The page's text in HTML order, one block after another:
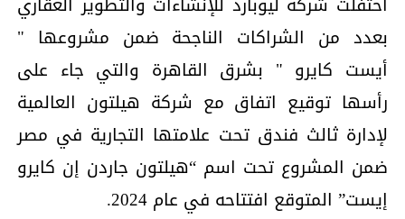
بعدد من الشراكات الناجحة ضمن مشروعها "
أيست كايرو " بشرق القاهرة والتي جاء على
رأسها توقيع اتفاق مع شركة هيلتون العالمية
لإدارة ثالث فندق تحت علامتها التجارية في مصر
ضمن المشروع تحت اسم “هيلتون جاردن إن كايرو
إيست” المتوقع افتتاحه في عام 2024.